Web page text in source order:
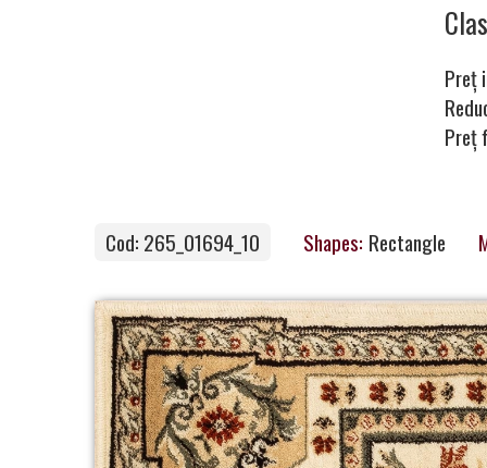
Become
Partner
Preț
Preț
Cod: 265_01694_10 Shapes: Rectangle